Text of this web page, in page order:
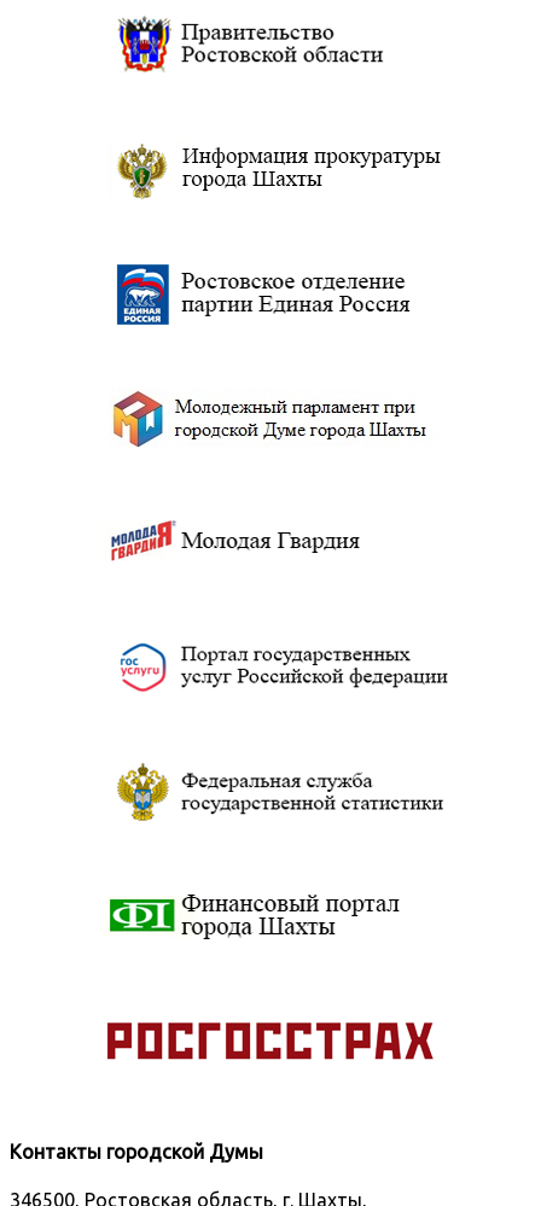
Контакты городской Думы
346500, Ростовская область, г. Шахты,